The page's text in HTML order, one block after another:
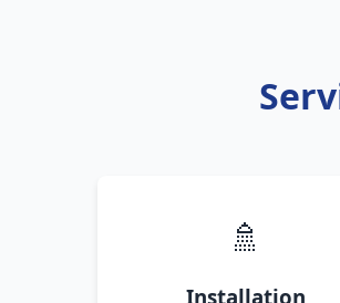
🚿
Installation